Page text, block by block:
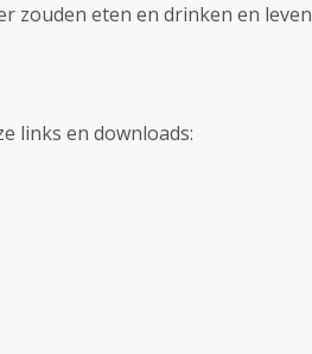
zouden eten en drinken en leven
links en downloads: